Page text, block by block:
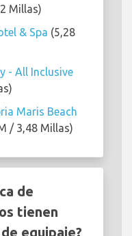
Millas)
& Spa (5,28
- All Inclusive
Maris Beach
/ 3,48 Millas)
de
tienen
equipaje?